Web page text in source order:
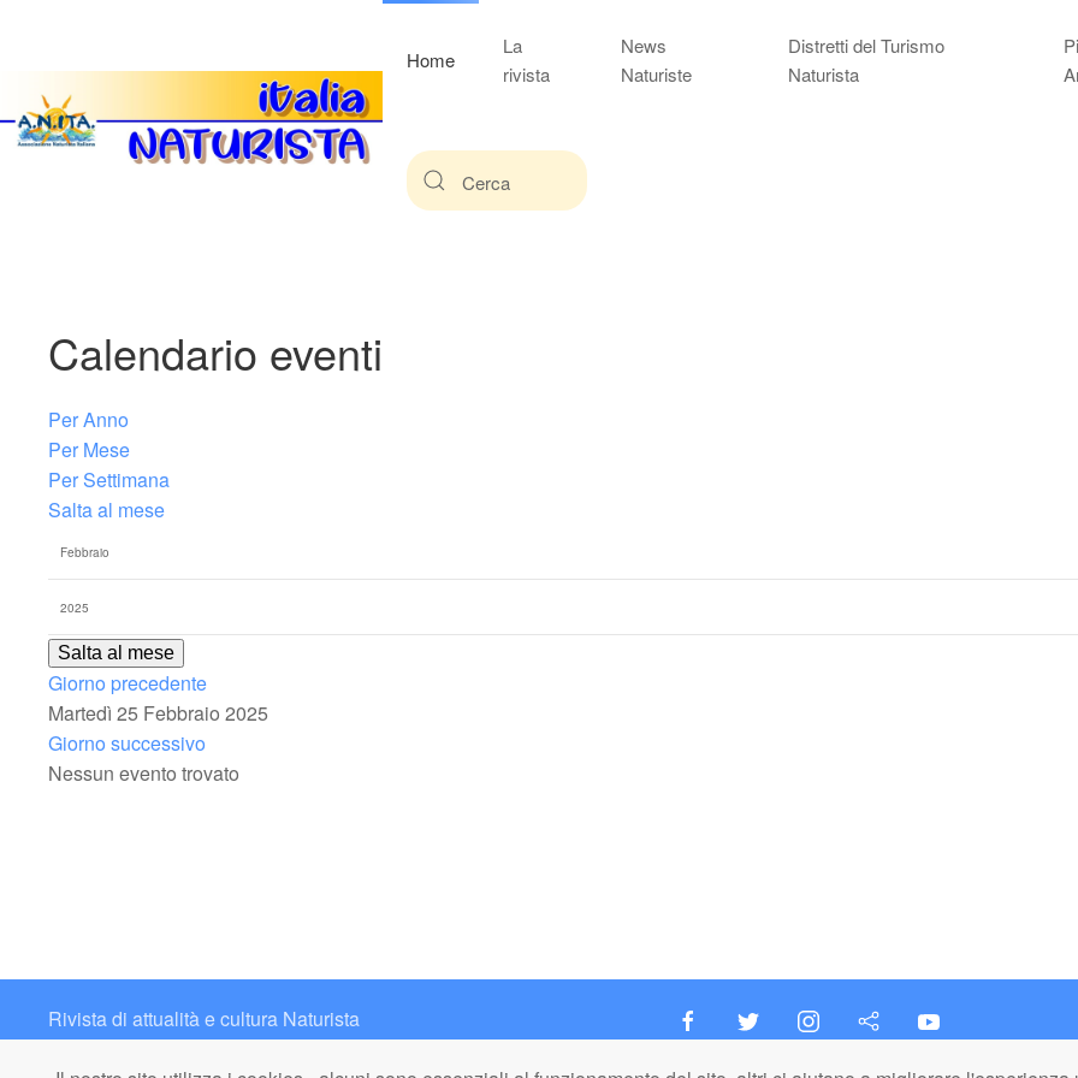
Home
La
rivista
News
Naturiste
Distretti del Turismo
Naturista
Calendario eventi
Per Anno
Per Mese
Per Settimana
Salta al mese
Salta al mese
Giorno precedente
Martedì 25 Febbraio 2025
Giorno successivo
Nessun evento trovato
Rivista di attualità e cultura Naturista
Contatto: redazione@italianaturista.it